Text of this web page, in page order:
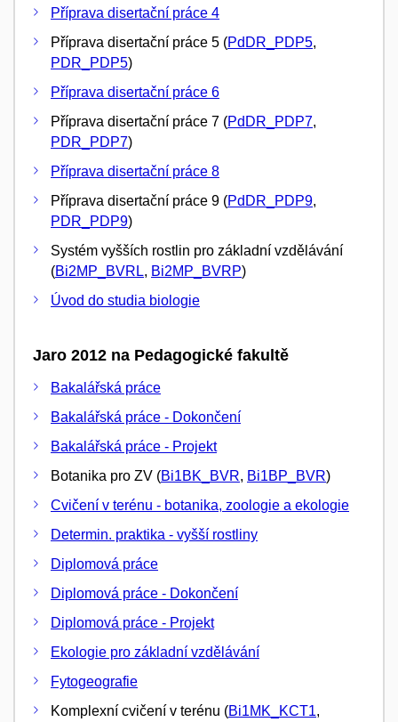
Příprava disertační práce 4
Příprava disertační práce 5 (PdDR_PDP5,
PDR_PDP5)
Příprava disertační práce 6
Příprava disertační práce 7 (PdDR_PDP7,
PDR_PDP7)
Příprava disertační práce 8
Příprava disertační práce 9 (PdDR_PDP9,
PDR_PDP9)
Systém vyšších rostlin pro základní vzdělávání
(Bi2MP_BVRL, Bi2MP_BVRP)
Úvod do studia biologie
Jaro 2012 na Pedagogické fakultě
Bakalářská práce
Bakalářská práce - Dokončení
Bakalářská práce - Projekt
Botanika pro ZV (Bi1BK_BVR, Bi1BP_BVR)
Cvičení v terénu - botanika, zoologie a ekologie
Determin. praktika - vyšší rostliny
Diplomová práce
Diplomová práce - Dokončení
Diplomová práce - Projekt
Ekologie pro základní vzdělávání
Fytogeografie
Komplexní cvičení v terénu (Bi1MK_KCT1,